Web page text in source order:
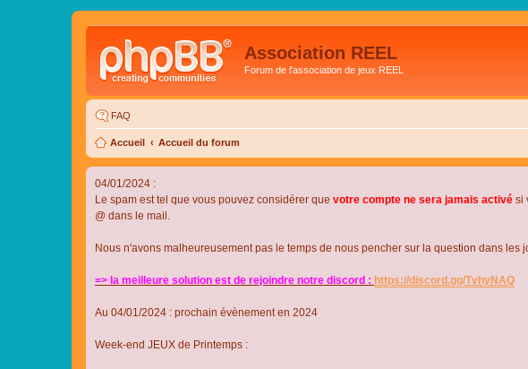
Association REEL
Forum de l'association de jeux REEL
FAQ
Accueil Accueil du forum
04/01/2024 :
Le spam est tel que vous pouvez considérer que votre compte ne sera jamais activé si
@ dans le mail.
Nous n'avons malheureusement pas le temps de nous pencher sur la question dans les
=> la meilleure solution est de rejoindre notre discord : https://discord.gg/TvhyNAQ
Au 04/01/2024 : prochain évènement en 2024
Week-end JEUX de Printemps :